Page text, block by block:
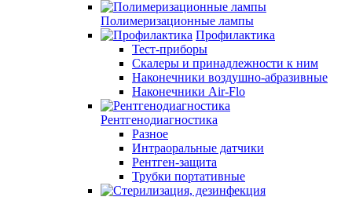
Полимеризационные лампы
Профилактика
Тест-приборы
Скалеры и принадлежности к ним
Наконечники воздушно-абразивные
Наконечники Air-Flo
Рентгенодиагностика
Разное
Интраоральные датчики
Рентген-защита
Трубки портативные